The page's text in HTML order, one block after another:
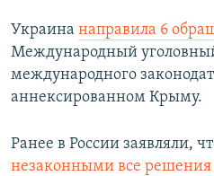
Украина направила 6
Международный
международного
аннексированном Крыму.
Ранее в России заявляли,
незаконными все решения